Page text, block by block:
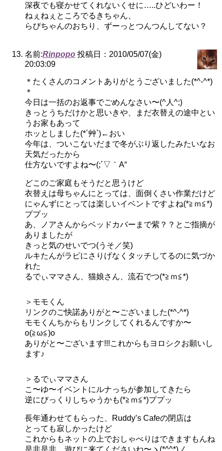
深夜でも寝かせてくれないくせに…..ひどいわー！
ねぇねぇところでるきちゃん、
らぴちゃんのおちり、ずーっとつんつんしてない？
名前:Rinpopo 投稿日：2010/05/07(金)
20:03:09
＊たくさんのコメントありがとうございました(*^-^*)
＊
今日は一括のお返事でごめんなさい〜(^人^;)
きっとうちだけかと思いきや、まだ衣替えの途中とい
うお家もあって
ホッとしました(*´艸`)←おい
今年は、ついこないだまで冬がぶり返したみたいなお
天気だったから
仕方ないですよね〜(;´▽｀A“
どこのご家庭もそうだと思うけど
衣替えは母ちゃんにとっては、面倒くさい作業だけど
にゃんずにとっては楽しいイベントですよね(*≧ｍ≦*)
ププッ
あ、ノアさんからベッドカバーまで紫？？とご指摘が
ありましたが
きっと気のせいでつ(うそ／笑)
ルキたんがラピにさりげなくタッチしてるのに気づか
れた
るでぃママさん、猫娘さん、流石でつ(*≧ｍ≦*)
＞モモくん
リンクのご快諾ありがと〜ございました(*^-^*)
モモくんちからもリンクしてくれるんですか〜
o(≧ω≦)o
ありがと〜ございます!!!これからもヨロシクお願いし
ます♪
＞るでぃママさん
こ〜ゆ〜イベントにルナっちが参加してきたら
逆にびっくりしちゃうかも(*≧ｍ≦*)ププッ
長年通わせてもらった、Ruddy’s Cafeの閉店は
とっても寂しかったけど
これからもネットの上でおしゃべりはできますもんね
是非是非、遊びに来てくださいね〜ヽ(*^^*)ノ